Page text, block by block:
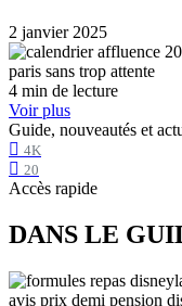
2 janvier 2025
4 min de lecture
Voir plus
Guide, nouveautés et
4K
20
Accès rapide
DANS LE